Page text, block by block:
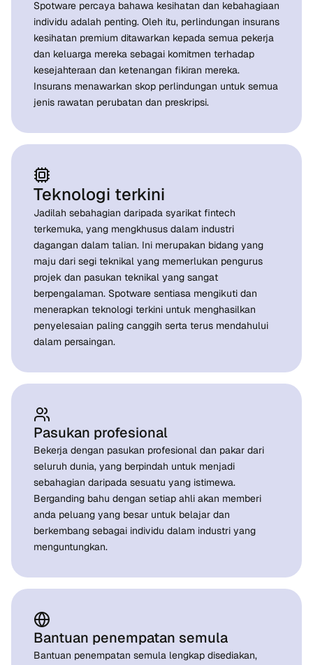
Spotware percaya bahawa kesihatan dan kebahagiaan
individu adalah penting. Oleh itu, perlindungan insurans
kesihatan premium ditawarkan kepada semua pekerja
dan keluarga mereka sebagai komitmen terhadap
kesejahteraan dan ketenangan fikiran mereka.
Insurans menawarkan skop perlindungan untuk semua
jenis rawatan perubatan dan preskripsi.
Teknologi terkini
Jadilah sebahagian daripada syarikat fintech
terkemuka, yang mengkhusus dalam industri
dagangan dalam talian. Ini merupakan bidang yang
maju dari segi teknikal yang memerlukan pengurus
projek dan pasukan teknikal yang sangat
berpengalaman. Spotware sentiasa mengikuti dan
menerapkan teknologi terkini untuk menghasilkan
penyelesaian paling canggih serta terus mendahului
dalam persaingan.
Pasukan profesional
Bekerja dengan pasukan profesional dan pakar dari
seluruh dunia, yang berpindah untuk menjadi
sebahagian daripada sesuatu yang istimewa.
Berganding bahu dengan setiap ahli akan memberi
anda peluang yang besar untuk belajar dan
berkembang sebagai individu dalam industri yang
menguntungkan.
Bantuan penempatan semula
Bantuan penempatan semula lengkap disediakan,